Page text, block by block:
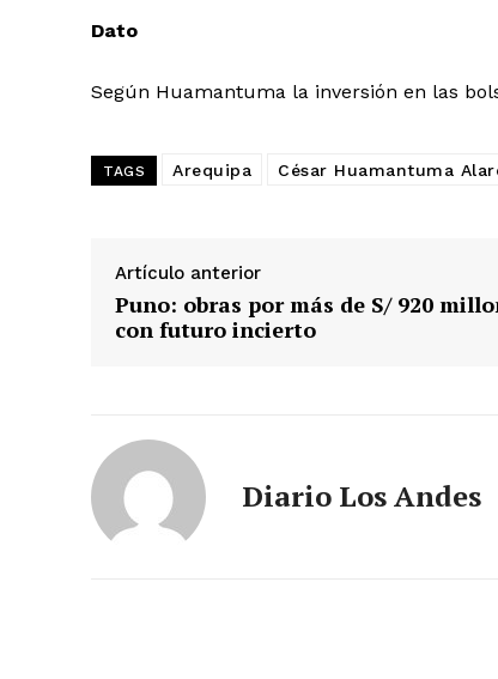
Dato
Según Huamantuma la inversión en las
TAGS Arequipa César Huamantuma
Artículo anterior
Puno: obras por más de S/ 920
con futuro incierto
Diario Los Andes